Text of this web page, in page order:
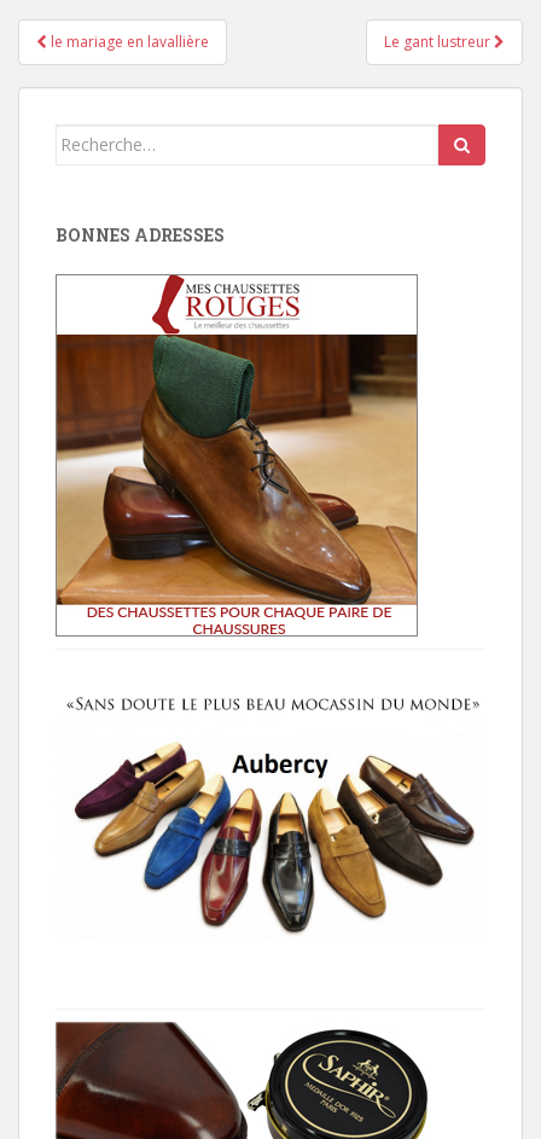
Pagination
d'article
le mariage en lavallière Le gant lustreur
Search
BONNES ADRESSES